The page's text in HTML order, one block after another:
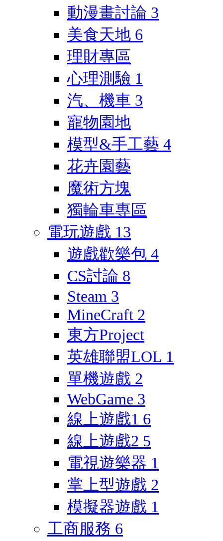
動漫畫討論 3
美食天地 6
理財專區
心理測驗 1
汽、機車 3
寵物園地
模型&手工藝 4
花卉園藝
魔術方塊
獨輪車專區
電玩遊戲 13
遊戲歡樂包 4
CS討論 8
Steam 3
MineCraft 2
東方Project
英雄聯盟LOL 1
單機遊戲 2
WebGame 3
線上遊戲1 6
線上遊戲2 5
電視遊樂器 1
掌上型遊戲 2
模擬器遊戲 1
工商服務 6